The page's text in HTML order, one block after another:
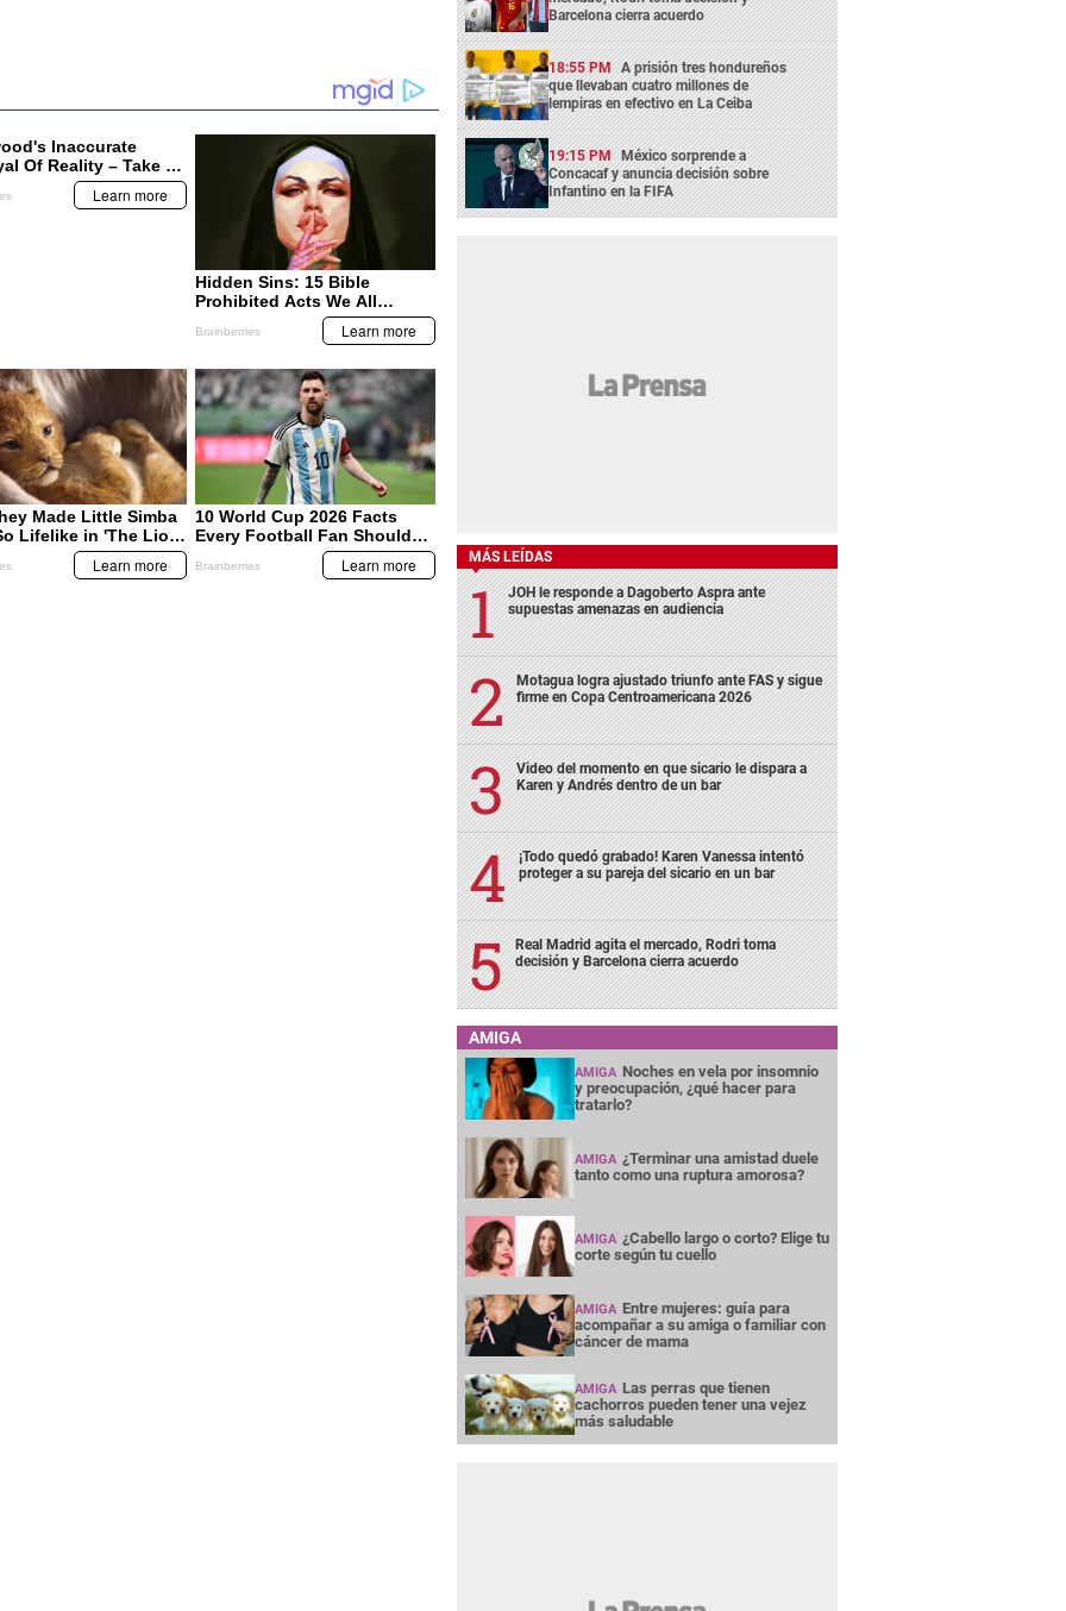
Barcelona cierra acuerdo
18:55 PM A prisión tres hondureños
que llevaban cuatro millones de
lempiras en efectivo en La Ceiba
19:15 PM México sorprende a
Concacaf y anuncia decisión sobre
Infantino en la FIFA
MÁS LEÍDAS
JOH le responde a Dagoberto Aspra ante
supuestas amenazas en audiencia
Motagua logra ajustado triunfo ante FAS y sigue
firme en Copa Centroamericana 2026
Video del momento en que sicario le dispara a
Karen y Andrés dentro de un bar
¡Todo quedó grabado! Karen Vanessa intentó
proteger a su pareja del sicario en un bar
Real Madrid agita el mercado, Rodri toma
decisión y Barcelona cierra acuerdo
AMIGA
AMIGA Noches en vela por insomnio
y preocupación, ¿qué hacer para
tratarlo?
AMIGA ¿Terminar una amistad duele
tanto como una ruptura amorosa?
AMIGA ¿Cabello largo o corto? Elige tu
corte según tu cuello
AMIGA Entre mujeres: guía para
acompañar a su amiga o familiar con
cáncer de mama
AMIGA Las perras que tienen
cachorros pueden tener una vejez
más saludable